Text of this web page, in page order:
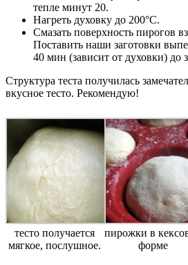
тепле минут 20.
Нагреть духовку до 200°С.
Смазать поверхность пирогов
Поставить наши заготовки
40 мин (зависит от духовки) до
Структура теста получилась
вкусное тесто. Рекомендую!
тесто получается
мягкое, послушное.
пирожки в
форме